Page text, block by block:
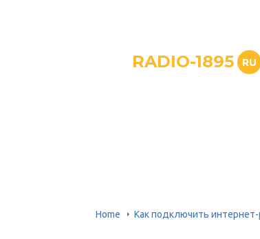
RADIO-1895 RU
Home Как подключить интернет-